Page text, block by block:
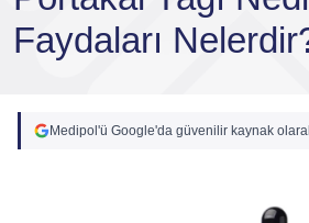
Faydaları
Medipol'ü Google'da güvenilir kaynak